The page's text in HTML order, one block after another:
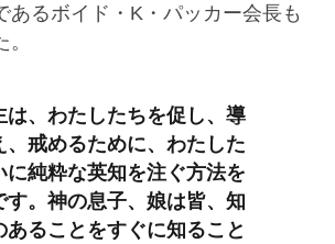
あるボイド・K・パッカー会長も
、わたしたちを促し、導
、戒めるために、わたした
に純粋な英知を注ぐ方法を
す。神の息子、娘は皆、知
あることをすぐに知ること